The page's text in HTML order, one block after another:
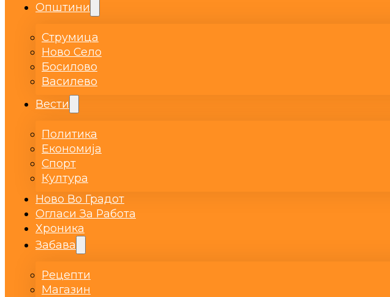
Општини
Струмица
Ново Село
Босилово
Василево
Вести
Политика
Економија
Спорт
Култура
Ново Во Градот
Огласи За Работа
Хроника
Забава
Рецепти
Магазин